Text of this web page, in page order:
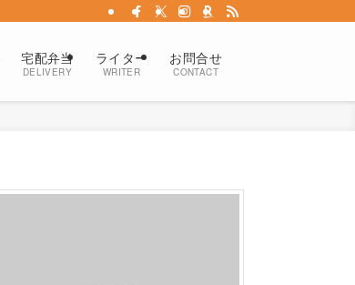
宅配弁当
DELIVERY
ライター
WRITER
お問合せ
CONTACT